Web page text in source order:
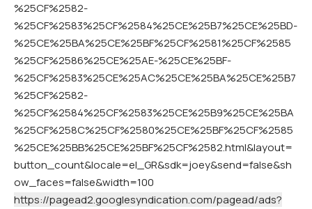
%25CF%2582-
%25CF%2583%25CF%2584%25CE%25B7%25CE%25BD-
%25CE%25BA%25CE%25BF%25CF%2581%25CF%2585
%25CF%2586%25CE%25AE-%25CE%25BF-
%25CF%2583%25CE%25AC%25CE%25BA%25CE%25B7
%25CF%2582-
%25CF%2584%25CF%2583%25CE%25B9%25CE%25BA
%25CF%258C%25CF%2580%25CE%25BF%25CF%2585
%25CE%25BB%25CE%25BF%25CF%2582.html&layout=
button_count&locale=el_GR&sdk=joey&send=false&sh
ow_faces=false&width=100
https://pagead2.googlesyndication.com/pagead/ads?